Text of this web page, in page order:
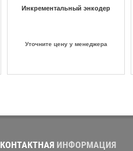
Инкрементальный энкодер
Уточните цену у менеджера
КОНТАКТНАЯИНФОРМАЦИЯ